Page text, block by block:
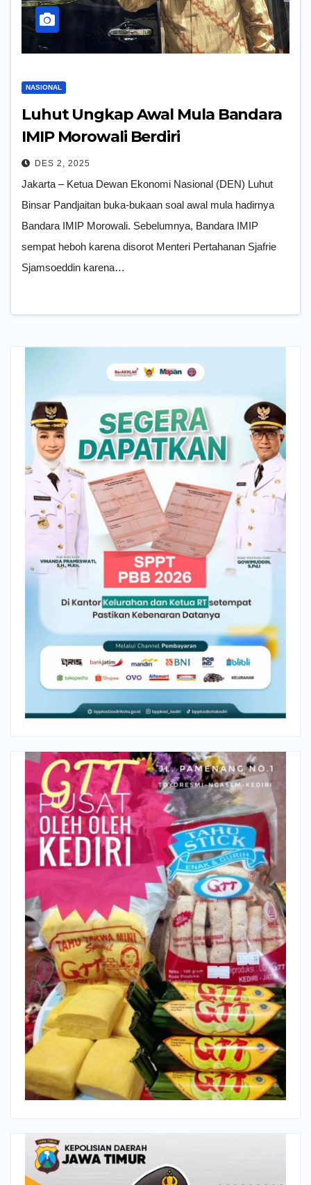
NASIONAL
Luhut Ungkap Awal Mula Bandara
IMIP Morowali Berdiri
DES 2, 2025
Jakarta – Ketua Dewan Ekonomi Nasional (DEN) Luhut
Binsar Pandjaitan buka-bukaan soal awal mula hadirnya
Bandara IMIP Morowali. Sebelumnya, Bandara IMIP
sempat heboh karena disorot Menteri Pertahanan Sjafrie
Sjamsoeddin karena…